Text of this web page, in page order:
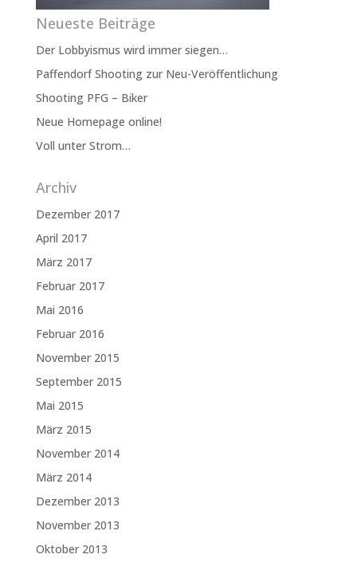
Neueste Beiträge
Der Lobbyismus wird immer siegen…
Paffendorf Shooting zur Neu-Veröffentlichung
Shooting PFG – Biker
Neue Homepage online!
Voll unter Strom…
Archiv
Dezember 2017
April 2017
März 2017
Februar 2017
Mai 2016
Februar 2016
November 2015
September 2015
Mai 2015
März 2015
November 2014
März 2014
Dezember 2013
November 2013
Oktober 2013